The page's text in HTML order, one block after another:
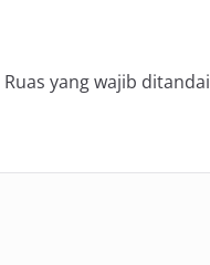
Ruas yang wajib ditandai